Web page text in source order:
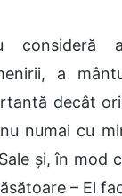
consideră
a
decât
numai cu
și, în mod
– El